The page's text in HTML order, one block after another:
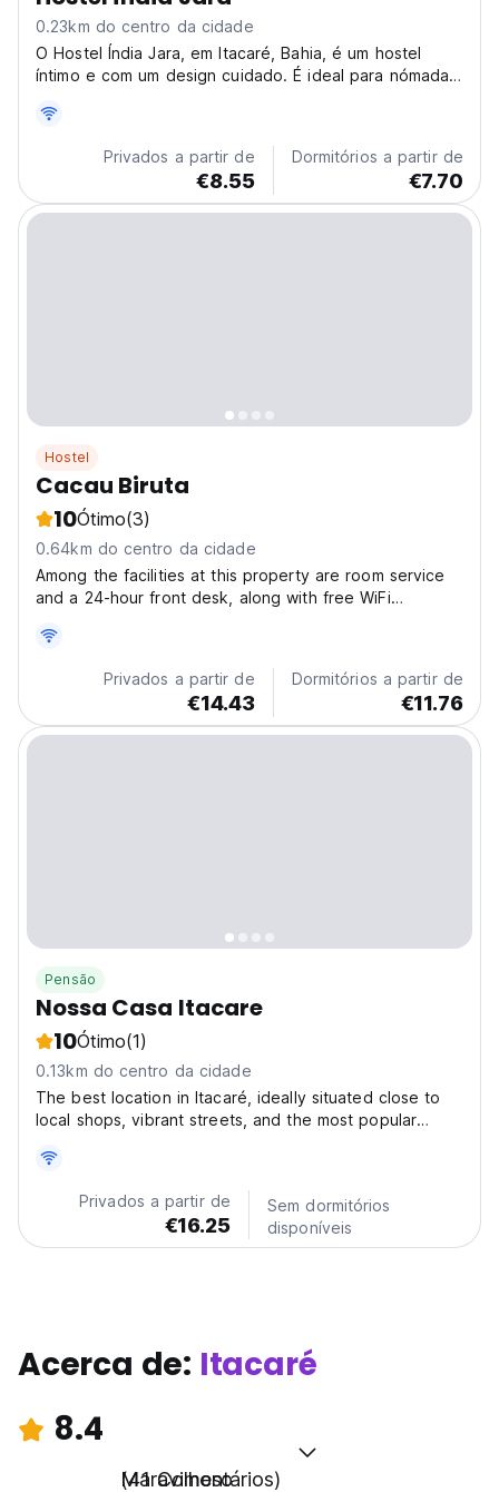
0.23km do centro da cidade
O Hostel Índia Jara, em Itacaré, Bahia, é um hostel
íntimo e com um design cuidado. É ideal para nómadas
comunidade e fácil acesso às melhores praias, surf e
trilhos do Brasil. (Auto-translated from original...
Privados a partir de
€8.55
Dormitórios a partir de
€7.70
Hostel
Cacau Biruta
10Ótimo(3)
0.64km do centro da cidade
Among the facilities at this property are room service
and a 24-hour front desk, along with free WiFi
and is located 600 metres from Resende Beach. Set in
Itacaré, Bahia region, Cacau Biruta is situated...
Privados a partir de
€14.43
Dormitórios a partir de
€11.76
Pensão
Nossa Casa Itacare
10Ótimo(1)
0.13km do centro da cidade
The best location in Itacaré, ideally situated close to
local shops, vibrant streets, and the most popular
foot, making it easy to explore the area at your own
pace. Just a 2-minute walk from the charming
walkway,...
Privados a partir de
€16.25
Sem dormitórios
disponíveis
Acerca de: Itacaré
8.4
Maravilhoso
(41 Comentários)